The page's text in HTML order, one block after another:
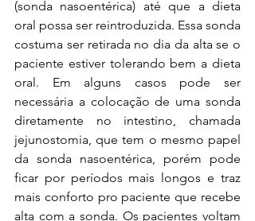
(sonda nasoentérica) até que a dieta
oral possa ser reintroduzida. Essa sonda
costuma ser retirada no dia da alta se o
paciente estiver tolerando bem a dieta
oral. Em alguns casos pode ser
necessária a colocação de uma sonda
diretamente no intestino, chamada
jejunostomia, que tem o mesmo papel
da sonda nasoentérica, porém pode
ficar por períodos mais longos e traz
mais conforto pro paciente que recebe
alta com a sonda. Os pacientes voltam